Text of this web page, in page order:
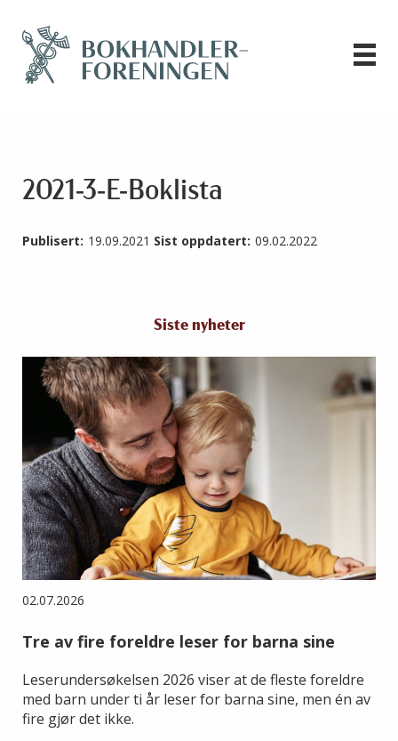
2021-3-E-Boklista
Publisert: 19.09.2021 Sist oppdatert: 09.02.2022
Siste nyheter
02.07.2026
Tre av fire foreldre leser for barna sine
Leserundersøkelsen 2026 viser at de fleste foreldre
med barn under ti år leser for barna sine, men én av
fire gjør det ikke.